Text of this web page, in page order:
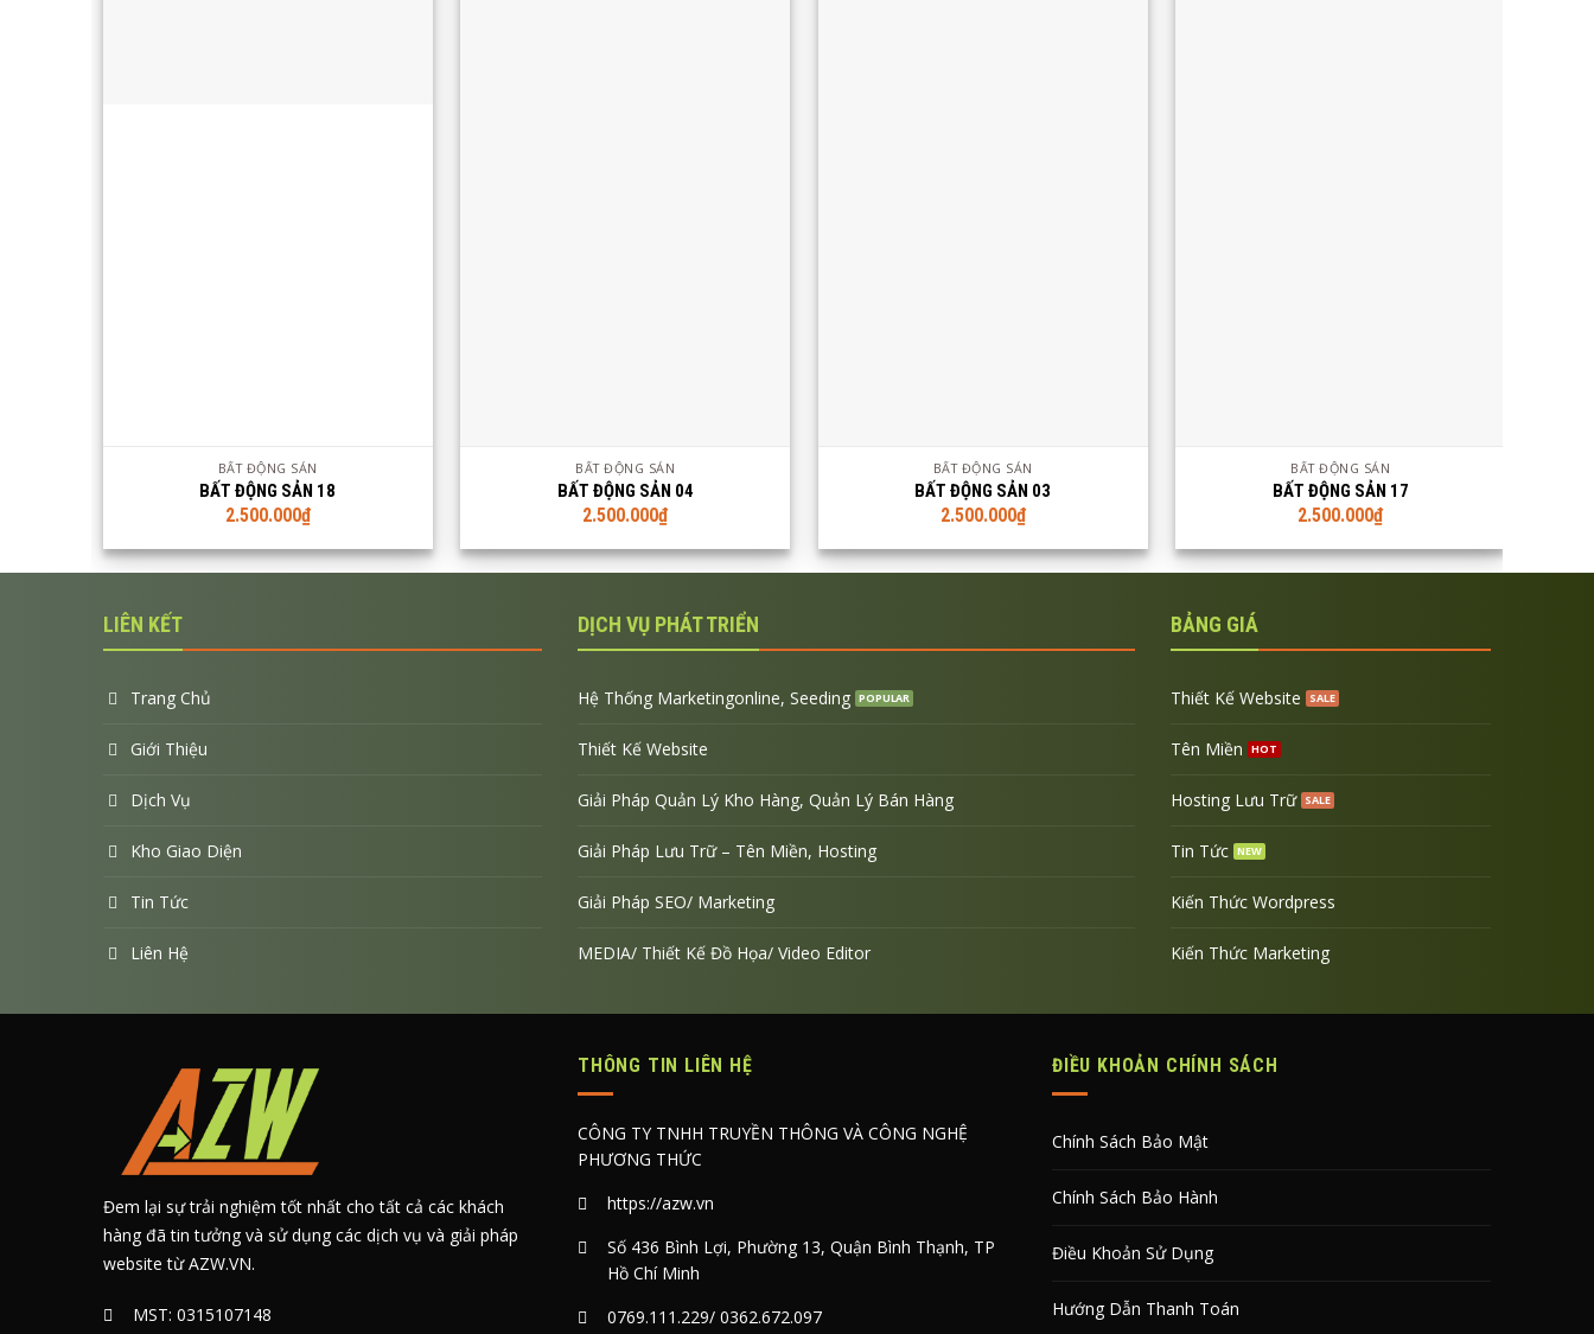
BẤT ĐỘNG SẢN
BẤT ĐỘNG SẢN 18
2.500.000₫
BẤT ĐỘNG SẢN
BẤT ĐỘNG SẢN 04
2.500.000₫
BẤT ĐỘNG SẢN
BẤT ĐỘNG SẢN 03
2.500.000₫
BẤT ĐỘNG SẢN
BẤT ĐỘNG SẢN 17
2.500.000₫
LIÊN KẾT
Trang Chủ
Giới Thiệu
Dịch Vụ
Kho Giao Diện
Tin Tức
Liên Hệ
DỊCH VỤ PHÁT TRIỂN
Hệ Thống Marketingonline, Seeding
Thiết Kế Website
Giải Pháp Quản Lý Kho Hàng, Quản Lý Bán Hàng
Giải Pháp Lưu Trữ – Tên Miền, Hosting
Giải Pháp SEO/ Marketing
MEDIA/ Thiết Kế Đồ Họa/ Video Editor
BẢNG GIÁ
Thiết Kế Website
Tên Miền
Hosting Lưu Trữ
Tin Tức
Kiến Thức Wordpress
Kiến Thức Marketing
Đem lại sự trải nghiệm tốt nhất cho tất cả các khách
hàng đã tin tưởng và sử dụng các dịch vụ và giải pháp
website từ AZW.VN.
MST: 0315107148
THÔNG TIN LIÊN HỆ
CÔNG TY TNHH TRUYỀN THÔNG VÀ CÔNG NGHỆ
PHƯƠNG THỨC
https://azw.vn
Số 436 Bình Lợi, Phường 13, Quận Bình Thạnh, TP
Hồ Chí Minh
0769.111.229/ 0362.672.097
ĐIỀU KHOẢN CHÍNH SÁCH
Chính Sách Bảo Mật
Chính Sách Bảo Hành
Điều Khoản Sử Dụng
Hướng Dẫn Thanh Toán